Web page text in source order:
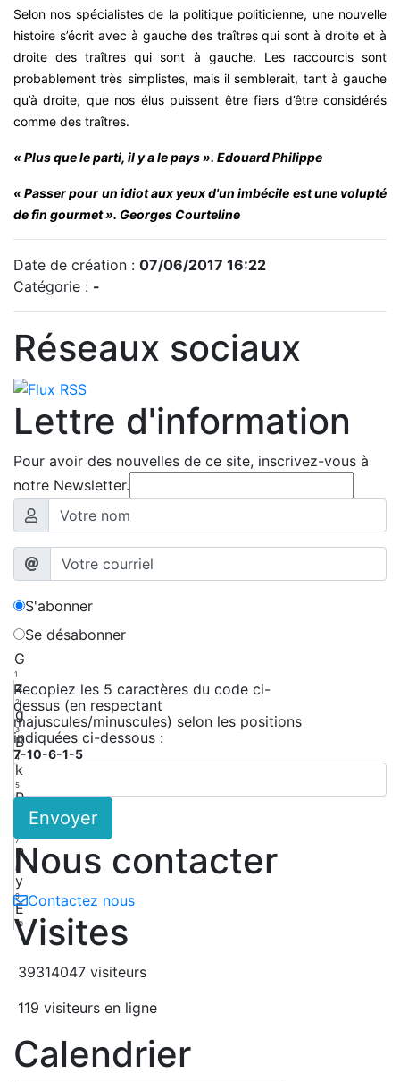
Selon nos spécialistes de la politique politicienne, une nouvelle
histoire s’écrit avec à gauche des traîtres qui sont à droite et à
droite des traîtres qui sont à gauche. Les raccourcis sont
probablement très simplistes, mais il semblerait, tant à gauche
qu’à droite, que nos élus puissent être fiers d’être considérés
comme des traîtres.
« Plus que le parti, il y a le pays ». Edouard Philippe
« Passer pour un idiot aux yeux d'un imbécile est une volupté
de fin gourmet ». Georges Courteline
Date de création : 07/06/2017 16:22
Catégorie : -
Réseaux sociaux
Lettre d'information
Pour avoir des nouvelles de ce site, inscrivez-vous à
notre Newsletter.
S'abonner
Se désabonner
G
1
z
2
g
3
B
4
k
5
R
7
P
8
y
9
E
10
Recopiez les 5 caractères du code ci-
dessus (en respectant
majuscules/minuscules) selon les positions
indiquées ci-dessous :
7-10-6-1-5
Envoyer
Nous contacter
Contactez nous
Visites
39314047 visiteurs
119 visiteurs en ligne
Calendrier